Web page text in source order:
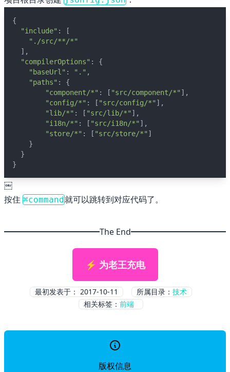
❄️ Winter
🌇 Sunset
{
"include" : [
"./src/**/*"
  ],
"compilerOptions" : {
"baseUrl" : "." ,
"paths" : {
"component/*" : [ "src/component/*" ],
"config/*" : [ "src/config/*" ],
"lib/*" : [ "src/lib/*" ],
"i18n/*" : [ "src/i18n/*" ],
"store/*" : [ "src/store/*" ]
    }
  }
}
￼
按住 ⌘command就可以跳转到对应代码了。
The End
⚡ 为老王充电
最初发表于： 2017-10-11 所属目录： 技术
相关标签： 前端
版权信息